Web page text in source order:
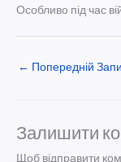
Особливо під час
← Попередній
Залишити
Щоб відправити